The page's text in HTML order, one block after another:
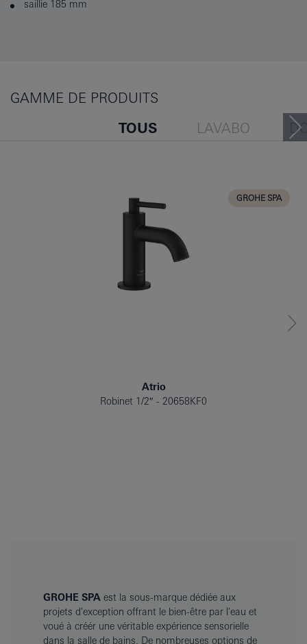
saillie 185 mm
GAMME DE PRODUITS
TOUS LAVABO
GROHE SPA
Atrio
Robinet 1/2″
20658KF0
GROHE SPA est la sous-marque dédiée aux
projets d'exception offrant le bien-être par l'eau et
voué à créér une véritable expérience sensorielle
dans la salle de bains. De nombreuses options de